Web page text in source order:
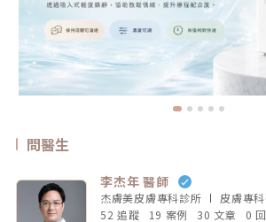
問醫生
李杰年 醫師
杰膚美皮膚專科診所 皮膚專科
52 追蹤
19 案例 30 文章 0